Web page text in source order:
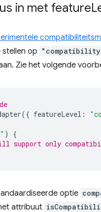
in met feature
op
Zie het volgende
({ featureLevel :
)
{
support only
optie
attribuut